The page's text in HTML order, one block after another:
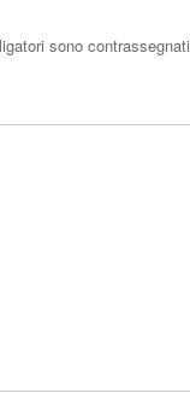
sono contrassegnati